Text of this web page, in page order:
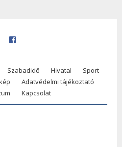
Szabadidő Hivatal
Sport
Adatvédelmi tájékoztató
Kapcsolat